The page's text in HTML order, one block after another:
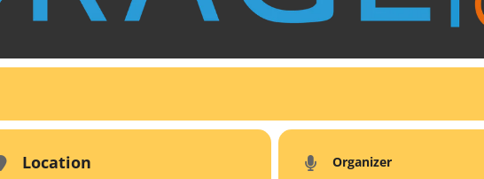
Location Organizer